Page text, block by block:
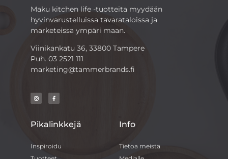
Maku kitchen life -tuotteita myydään
hyvinvarustelluissa tavarataloissa ja
marketeissa ympäri maan.
Viinikankatu 36, 33800 Tampere
Puh. 03 2521 111
marketing@tammerbrands.fi
Pikalinkkejä
Inspiroidu
Info
Tietoa meistä